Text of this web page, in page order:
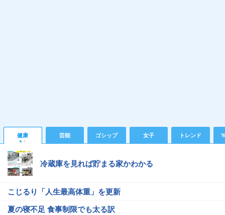
健康 芸能 ゴシップ 女子 トレンド
冷蔵庫を見れば貯まる家かわかる
こじるり「人生最高体重」を更新
夏の寝不足 食事制限でも太る訳